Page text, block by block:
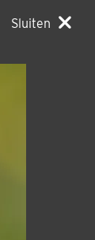
Sluiten